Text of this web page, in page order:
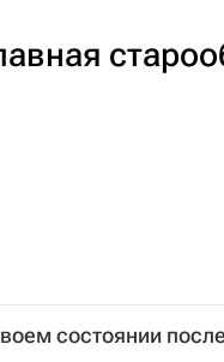
состоянии после